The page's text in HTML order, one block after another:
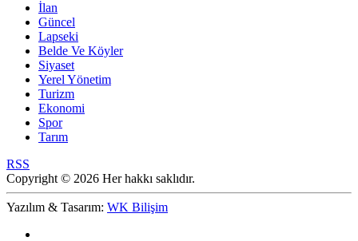
İlan
Güncel
Lapseki
Belde Ve Köyler
Siyaset
Yerel Yönetim
Turizm
Ekonomi
Spor
Tarım
RSS
Copyright © 2026 Her hakkı saklıdır.
Yazılım & Tasarım: WK Bilişim